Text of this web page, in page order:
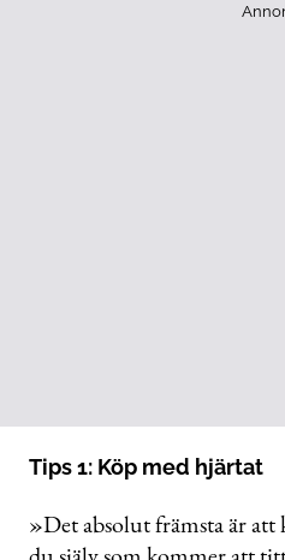
Tips 1: Köp med hjärtat
»Det absolut främsta är